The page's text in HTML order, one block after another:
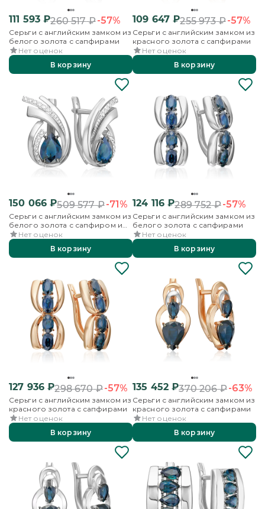
111 593 ₽260 517₽-57%
Серьги с английским замком из
белого золота с сапфирами
Нет оценок
В корзину
109 647 ₽255 973₽-57%
Серьги с английским замком из
красного золота с сапфирами
Нет оценок
В корзину
150 066 ₽509 577₽-71%
Серьги с английским замком из
белого золота с сапфиром и
бриллиантами
Нет оценок
В корзину
124 116 ₽289 752₽-57%
Серьги с английским замком из
белого золота с сапфирами
Нет оценок
В корзину
127 936 ₽298 670₽-57%
Серьги с английским замком из
красного золота с сапфирами
Нет оценок
В корзину
135 452 ₽370 206₽-63%
Серьги с английским замком из
красного золота с сапфирами
Нет оценок
В корзину